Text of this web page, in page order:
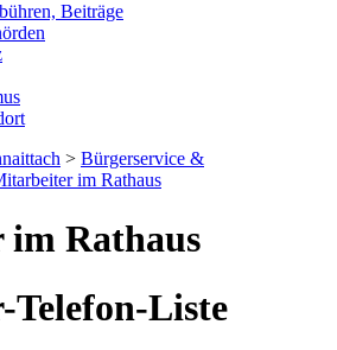
Beiträge
> Bürgerservice &
im Rathaus
Rathaus
Liste